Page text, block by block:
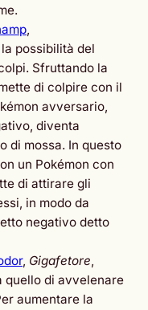
,
possibilità del
Sfruttando la
di colpire con il
avversario,
diventa
di mossa. In questo
un Pokémon con
di attirare gli
in modo da
negativo detto
, Gigafetore,
quello di avvelenare
aumentare la